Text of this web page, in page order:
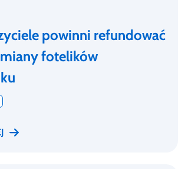
powinni refundować
fotelików